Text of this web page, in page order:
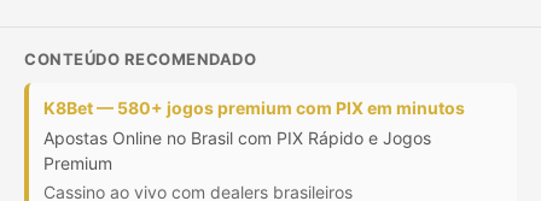
CONTEÚDO RECOMENDADO
K8Bet — 580+ jogos premium com PIX em minutos
Apostas Online no Brasil com PIX Rápido e Jogos
Premium
Cassino ao vivo com dealers brasileiros